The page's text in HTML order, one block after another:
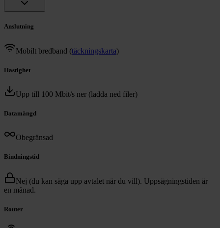
Anslutning
Mobilt bredband (täckningskarta)
Hastighet
Upp till 100 Mbit/s ner (ladda ned filer)
Datamängd
Obegränsad
Bindningstid
Nej (du kan säga upp avtalet när du vill). Uppsägningstiden är
en månad.
Router